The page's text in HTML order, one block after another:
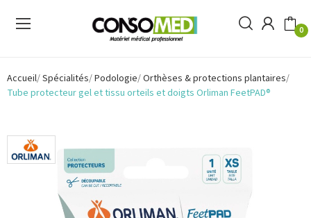
0
Accueil Spécialités Podologie Orthèses & protections plantaires
Tube protecteur gel et tissu orteils et doigts Orliman FeetPAD®